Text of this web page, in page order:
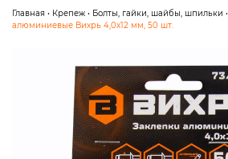
Главная • Крепеж • Болты, гайки, шайбы, шпильки •
алюминиевые Вихрь 4,0х12 мм, 50 шт.